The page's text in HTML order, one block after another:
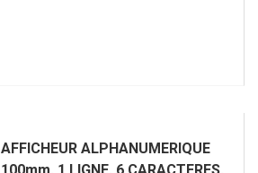
AFFICHEUR ALPHANUMERIQUE